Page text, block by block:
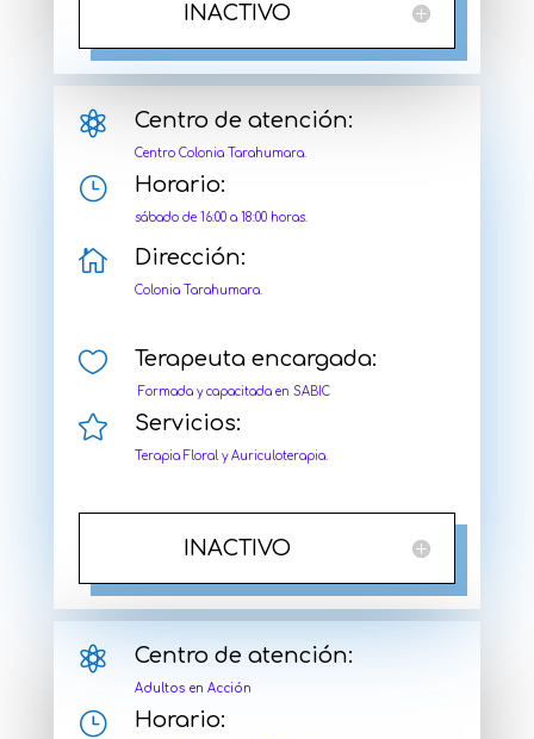
INACTIVO
 Centro de atención:
Centro Colonia Tarahumara.
} Horario:
sábado de 16:00 a 18:00 horas.
 Dirección:
Colonia Tarahumara.
 Terapeuta encargada:
Formada y capacitada en SABIC
 Servicios:
Terapia Floral y Auriculoterapia.
INACTIVO
 Centro de atención:
Adultos en Acción
} Horario: